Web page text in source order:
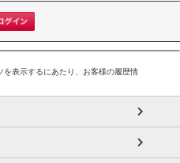
表示するにあたり、お客様の履歴情